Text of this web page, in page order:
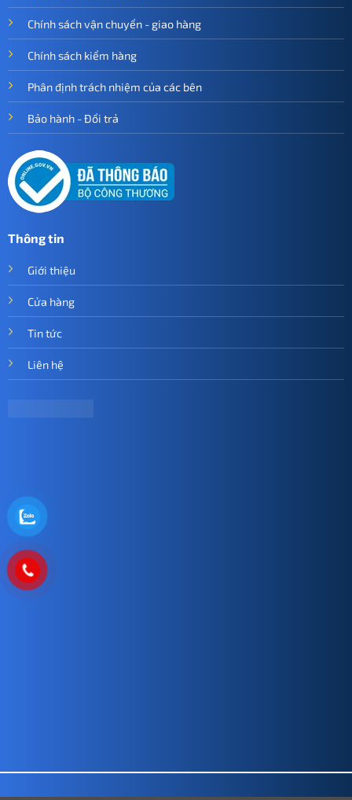
Chính sách vận chuyển - giao hàng
Chính sách kiểm hàng
Phân định trách nhiệm của các bên
Bảo hành - Đổi trả
Thông tin
Giới thiệu
Cửa hàng
Tin tức
Liên hệ